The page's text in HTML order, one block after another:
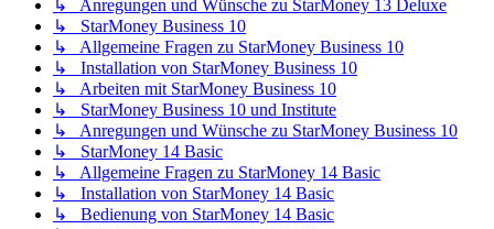
↳ Anregungen und Wünsche zu StarMoney 13 Deluxe
↳ StarMoney Business 10
↳ Allgemeine Fragen zu StarMoney Business 10
↳ Installation von StarMoney Business 10
↳ Arbeiten mit StarMoney Business 10
↳ StarMoney Business 10 und Institute
↳ Anregungen und Wünsche zu StarMoney Business 10
↳ StarMoney 14 Basic
↳ Allgemeine Fragen zu StarMoney 14 Basic
↳ Installation von StarMoney 14 Basic
↳ Bedienung von StarMoney 14 Basic